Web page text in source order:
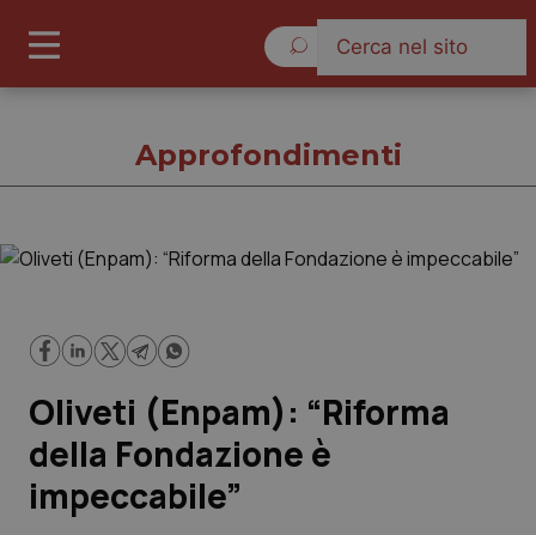
Cronache
Governo e Parlamento
Regioni e Asl
Approfondimenti
Oliveti (Enpam): “Riforma
della Fondazione è
impeccabile”